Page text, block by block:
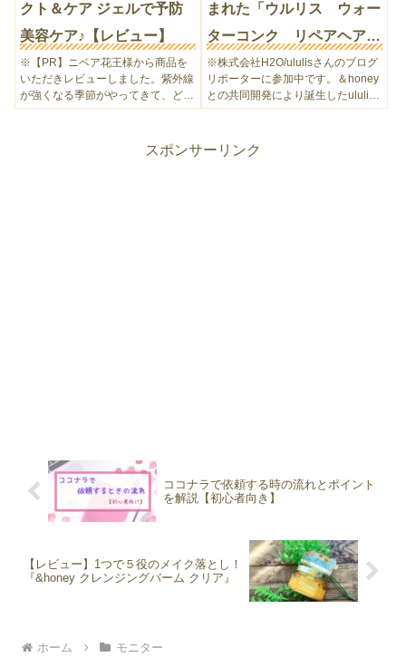
クト＆ケア ジェルで予防
美容ケア♪【レビュー】
※【PR】ニベア花王様から商品を
いただきレビューしました。紫外線
が強くなる季節がやってきて、どん
な日やけ止めがあるかな～と探して
の『ニベアUV ディープ プロテクト
まれた「ウルリス ウォー
ターコンク リペアヘアオ
イル」
※株式会社H2O/ululisさんのブログ
リポーターに参加中です。＆honey
との共同開発により誕生したululis
シリーズは今とても人気ですよね♪
てきましたが、今回は『ウルリス
スポンサーリンク
ココナラで依頼する時の流れとポイント
を解説【初心者向き】
【レビュー】1つで５役のメイク落とし！
『&honey クレンジングバーム クリア』
ホーム モニター